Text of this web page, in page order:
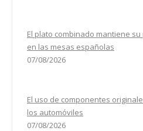
El plato combinado mantiene
en las mesas españolas
07/08/2026
El uso de componentes
los automóviles
07/08/2026